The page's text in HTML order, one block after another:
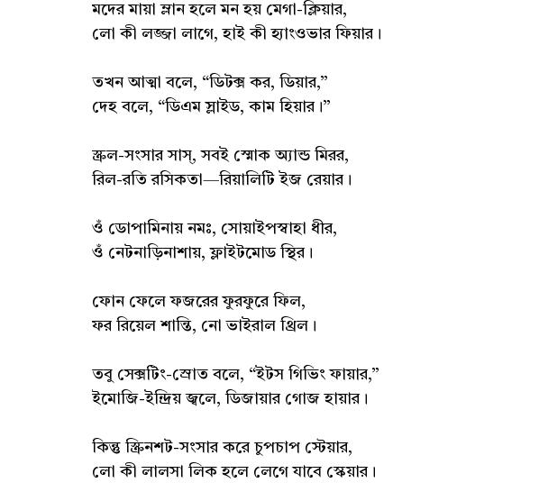
মদের মায়া ম্লান হলে মন হয় মেগা-ক্লিয়ার,
লো কী লজ্জা লাগে, হাই কী হ্যাংওভার ফিয়ার।
তখন আত্মা বলে, “ডিটক্স কর, ডিয়ার,”
দেহ বলে, “ডিএম স্লাইড, কাম হিয়ার।”
স্ক্রল-সংসার সাস্, সবই স্মোক অ্যান্ড মিরর,
রিল-রতি রসিকতা—রিয়ালিটি ইজ রেয়ার।
ওঁ ডোপামিনায় নমঃ, সোয়াইপস্বাহা ধীর,
ওঁ নেটনাড়িনাশায়, ফ্লাইটমোড স্থির।
ফোন ফেলে ফজরের ফুরফুরে ফিল,
ফর রিয়েল শান্তি, নো ভাইরাল থ্রিল।
তবু সেক্সটিং-স্রোত বলে, “ইটস গিভিং ফায়ার,”
ইমোজি-ইন্দ্রিয় জ্বলে, ডিজায়ার গোজ হায়ার।
কিন্তু স্ক্রিনশট-সংসার করে চুপচাপ স্টেয়ার,
লো কী লালসা লিক হলে লেগে যাবে স্কেয়ার।